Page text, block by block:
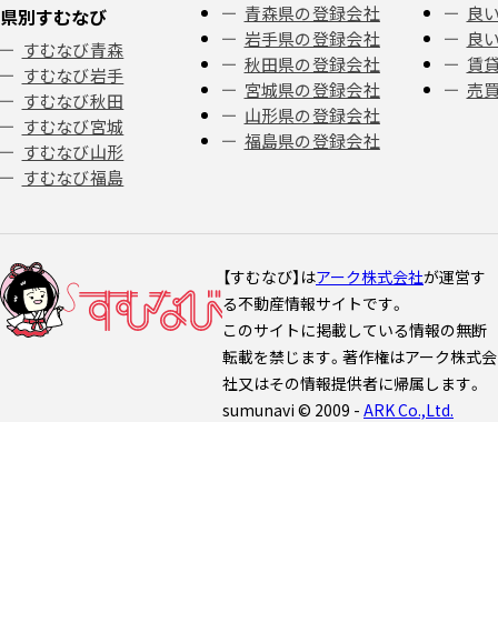
県別すむなび
すむなび青森
すむなび岩手
すむなび秋田
すむなび宮城
すむなび山形
すむなび福島
青森県の登録会社
岩手県の登録会社
秋田県の登録会社
宮城県の登録会社
山形県の登録会社
福島県の登録会社
良
良
賃
売
【すむなび】はアーク株式会社が運営す
る不動産情報サイトです。
このサイトに掲載している情報の無断
転載を禁じます。著作権はアーク株式会
社又はその情報提供者に帰属します。
sumunavi © 2009 - ARK Co.,Ltd.